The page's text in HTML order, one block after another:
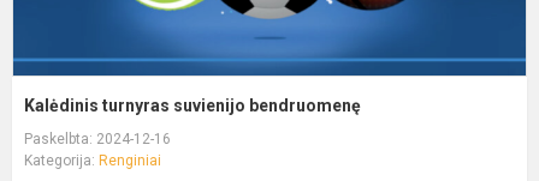
Kalėdinis turnyras suvienijo bendruomenę
Paskelbta: 2024-12-16
Kategorija: Renginiai